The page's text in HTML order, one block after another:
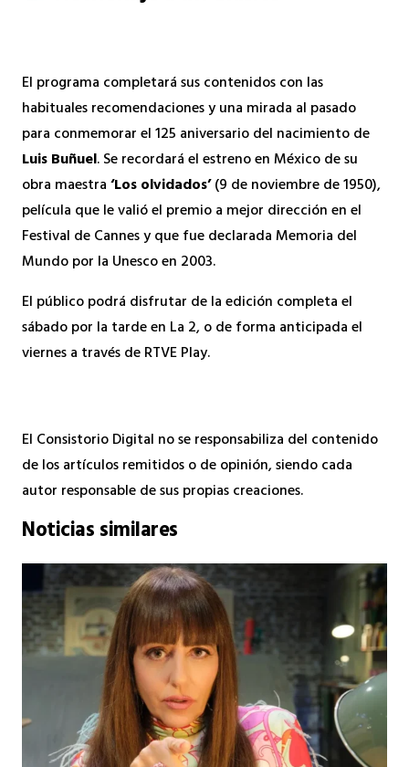
El programa completará sus contenidos con las
habituales recomendaciones y una mirada al pasado
para conmemorar el 125 aniversario del nacimiento de
Luis Buñuel. Se recordará el estreno en México de su
obra maestra‘Los olvidados’(9 de noviembre de 1950),
película que le valió el premio a mejor dirección en el
Festival de Cannes y que fue declarada Memoria del
Mundo por la Unesco en 2003.
El público podrá disfrutar de la edición completa el
sábado por la tarde en La 2, o de forma anticipada el
viernes a través de RTVE Play.
El Consistorio Digital no se responsabiliza del contenido
de los artículos remitidos o de opinión, siendo cada
autor responsable de sus propias creaciones.
Noticias similares